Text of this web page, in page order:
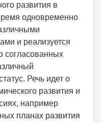
развития в
одновременно
и реализуется
согласованных
Речь идет о
развития и
например
планах развития